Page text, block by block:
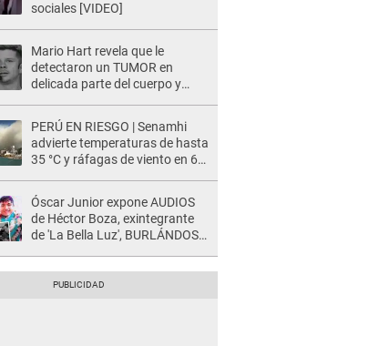
sociales [VIDEO]
Mario Hart revela que le
detectaron un TUMOR en
delicada parte del cuerpo y
muy fuertes..."
PERÚ EN RIESGO | Senamhi
advierte temperaturas de hasta
35 °C y ráfagas de viento en 6
Óscar Junior expone AUDIOS
de Héctor Boza, exintegrante
de 'La Bella Luz', BURLÁNDOSE